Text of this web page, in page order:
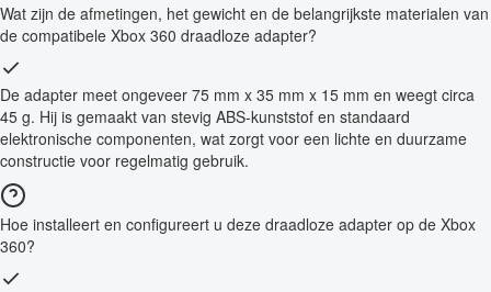
Wat zijn de afmetingen, het gewicht en de belangrijkste materialen van
de compatibele Xbox 360 draadloze adapter?
De adapter meet ongeveer 75 mm x 35 mm x 15 mm en weegt circa
45 g. Hij is gemaakt van stevig ABS-kunststof en standaard
elektronische componenten, wat zorgt voor een lichte en duurzame
constructie voor regelmatig gebruik.
Hoe installeert en configureert u deze draadloze adapter op de Xbox
360?